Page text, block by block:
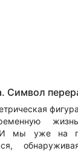
Символ
И мы уже на